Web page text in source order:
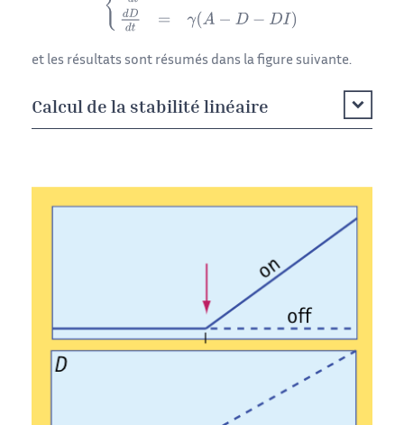
et les résultats sont résumés dans la figure suivante.
Calcul de la stabilité linéaire